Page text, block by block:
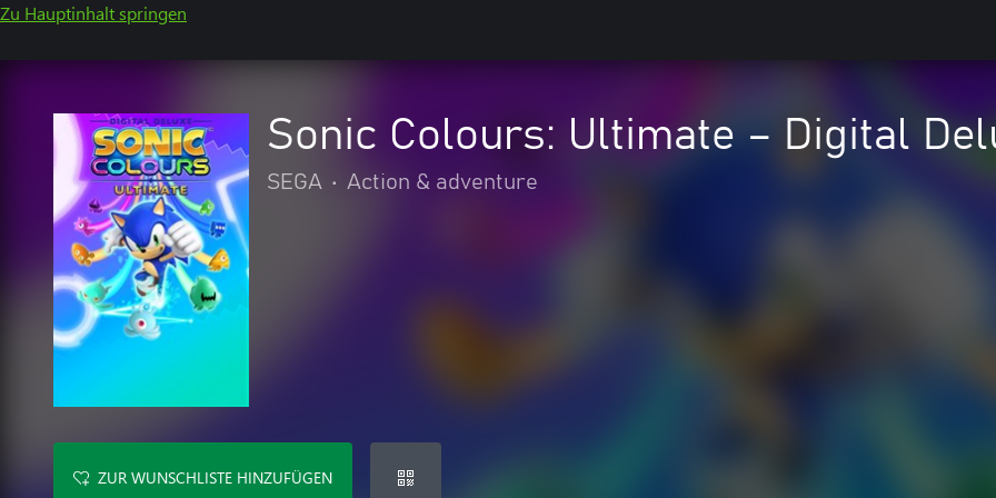
Zu Hauptinhalt springen
Sonic Colours: Ultimate – Digital
SEGA • Action & adventure
ZUR WUNSCHLISTE HINZUFÜGEN